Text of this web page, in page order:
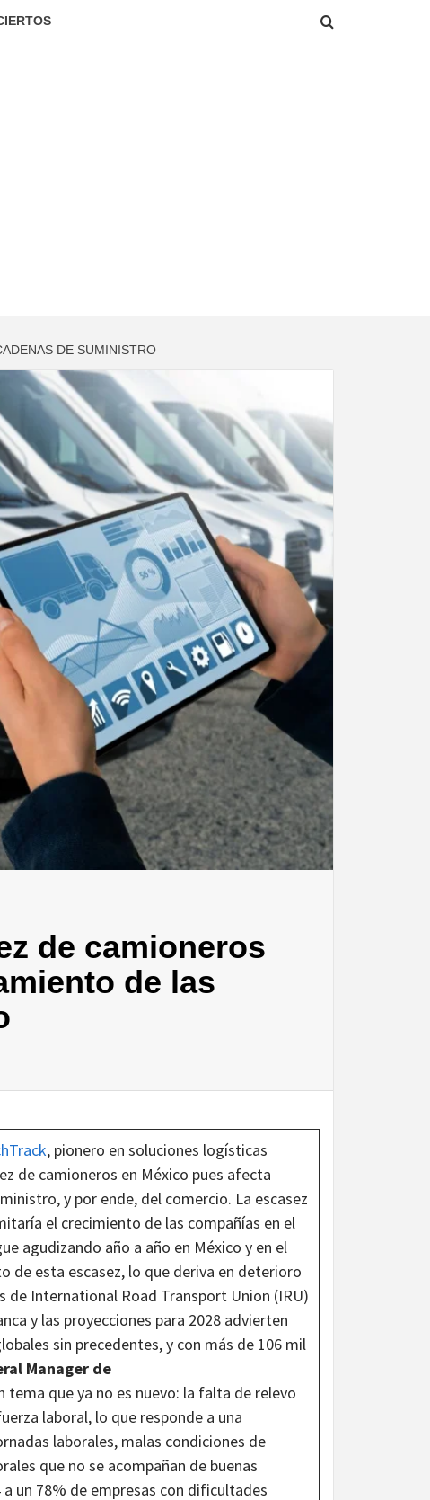
DE SUMINISTRO
de camioneros
de las
, pionero en soluciones logísticas
de camioneros en México pues afecta
y por ende, del comercio. La escasez
el crecimiento de las compañías en el
agudizando año a año en México y en el
de esta escasez, lo que deriva en deterioro
de International Road Transport Union (IRU)
y las proyecciones para 2028 advierten
sin precedentes, y con más de 106 mil
Manager de
tema que ya no es nuevo: la falta de relevo
laboral, lo que responde a una
laborales, malas condiciones de
que no se acompañan de buenas
un 78% de empresas con dificultades